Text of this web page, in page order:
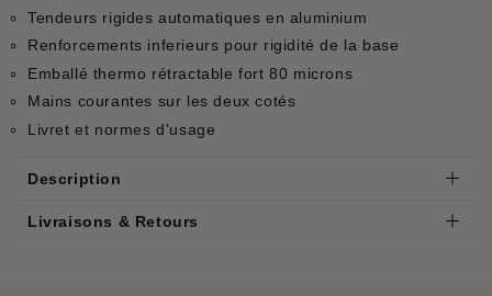
Tendeurs rigides automatiques en aluminium
Renforcements inferieurs pour rigidité de la base
Emballé thermo rétractable fort 80 microns
Mains courantes sur les deux cotés
Livret et normes d'usage
Description
Livraisons & Retours